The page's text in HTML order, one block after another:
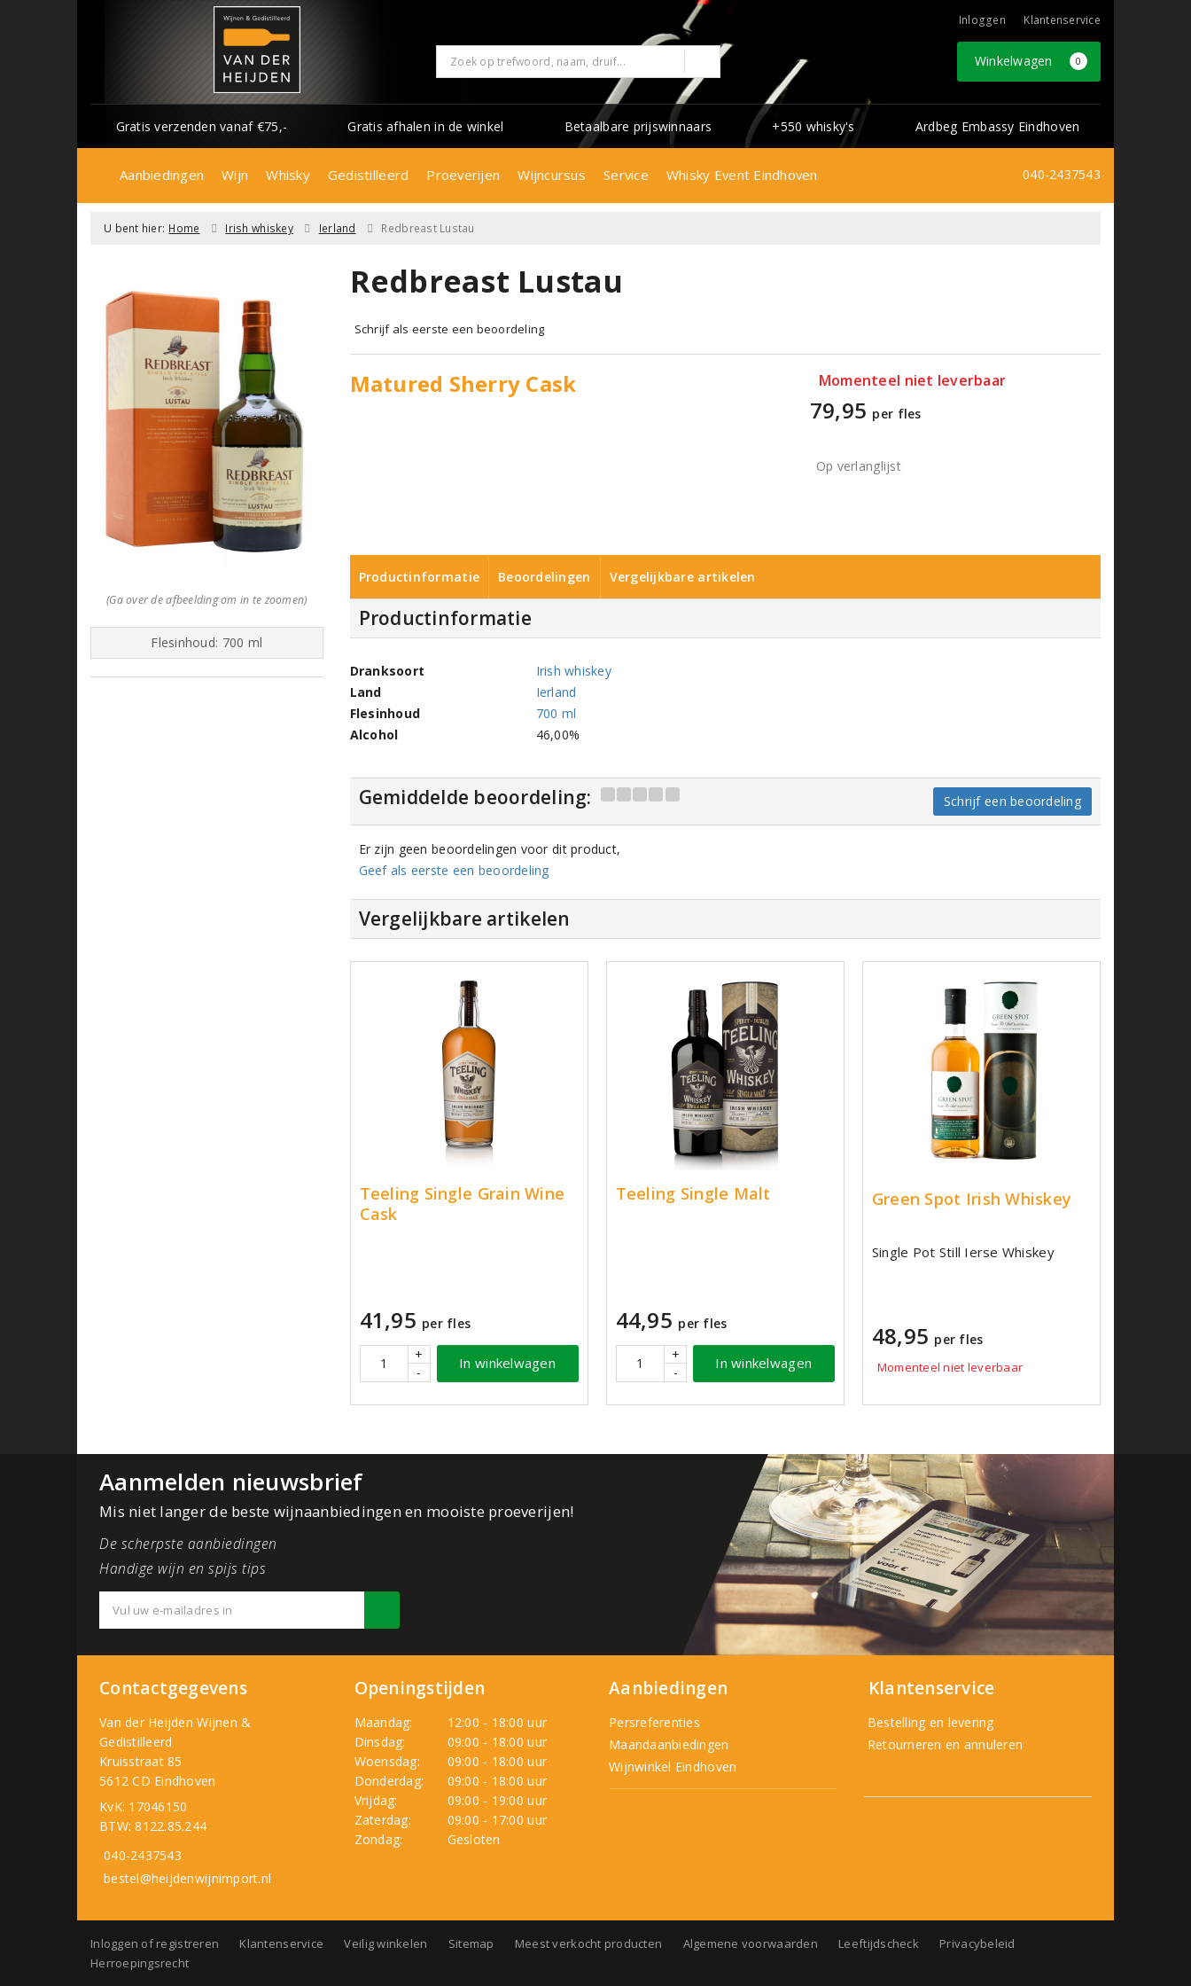
Inloggen Klantenservice
Winkelwagen 0
Gratis verzenden vanaf €75,- Gratis afhalen in de winkel Betaalbare prijswinnaars +550 whisky's Ardbeg Embassy Eindhoven
Aanbiedingen Wijn Whisky Gedistilleerd Proeverijen Wijncursus Service Whisky Event Eindhoven 040-2437543
U bent hier: Home Irish whiskey Ierland Redbreast Lustau
(Ga over de afbeelding om in te zoomen)
Flesinhoud: 700 ml
Redbreast Lustau
Schrijf als eerste een beoordeling
Matured Sherry Cask Momenteel niet leverbaar
79,95 per fles
Op verlanglijst
Productinformatie Beoordelingen Vergelijkbare artikelen
Productinformatie
Dranksoort
Irish whiskey
Land
Ierland
Flesinhoud
700 ml
Alcohol
46,00%
Gemiddelde beoordeling: Schrijf een beoordeling
Er zijn geen beoordelingen voor dit product,
Geef als eerste een beoordeling
Vergelijkbare artikelen
Teeling Single Grain Wine
Cask
41,95 per fles
+
-
In winkelwagen
Teeling Single Malt
44,95 per fles
+
-
In winkelwagen
Green Spot Irish Whiskey
Single Pot Still Ierse Whiskey
48,95 per fles
Momenteel niet leverbaar
Aanmelden nieuwsbrief
Mis niet langer de beste wijnaanbiedingen en mooiste proeverijen!
De scherpste aanbiedingen
Handige wijn en spijs tips
Contactgegevens
Van der Heijden Wijnen &
Gedistilleerd
Kruisstraat 85
5612 CD Eindhoven
KvK: 17046150
BTW: 8122.85.244
040-2437543
bestel@heijdenwijnimport.nl
Openingstijden
Maandag:
12:00 - 18:00 uur
Dinsdag:
09:00 - 18:00 uur
Woensdag:
09:00 - 18:00 uur
Donderdag:
09:00 - 18:00 uur
Vrijdag:
09:00 - 19:00 uur
Zaterdag:
09:00 - 17:00 uur
Zondag:
Gesloten
Aanbiedingen
Persreferenties
Maandaanbiedingen
Wijnwinkel Eindhoven
Klantenservice
Bestelling en levering
Retourneren en annuleren
Inloggen of registreren Klantenservice Veilig winkelen Sitemap Meest verkocht producten Algemene voorwaarden Leeftijdscheck
Privacybeleid
Herroepingsrecht